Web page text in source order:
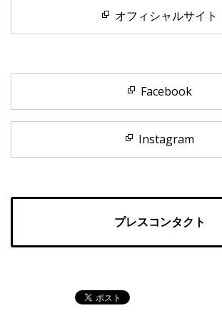
オフィシャルサイト
Facebook
Instagram
プレスコンタクト